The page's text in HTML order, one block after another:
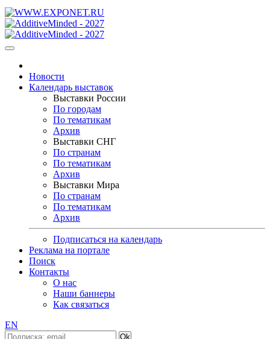
Новости
Календарь выставок
Выставки России
По городам
По тематикам
Архив
Выставки СНГ
По странам
По тематикам
Архив
Выставки Мира
По странам
По тематикам
Архив
Подписаться на календарь
Реклама на портале
Поиск
Контакты
О нас
Наши баннеры
Как связаться
EN